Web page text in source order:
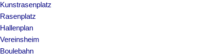
Kunstrasenplatz
Rasenplatz
Hallenplan
Vereinsheim
Boulebahn